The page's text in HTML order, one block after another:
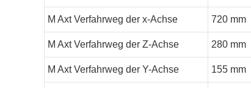
M Axt Verfahrweg der x-Achse 720 mm
M Axt Verfahrweg der Z-Achse 280 mm
M Axt Verfahrweg der Y-Achse 155 mm